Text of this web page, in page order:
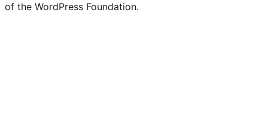
of the WordPress Foundation.